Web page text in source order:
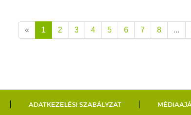
« 1 2 3 4 5 6 7 8 ...
ADATKEZELÉSI SZABÁLYZAT